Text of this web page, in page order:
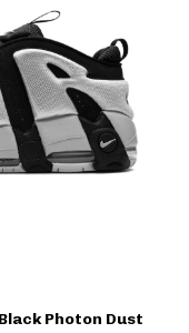
Photon Dust